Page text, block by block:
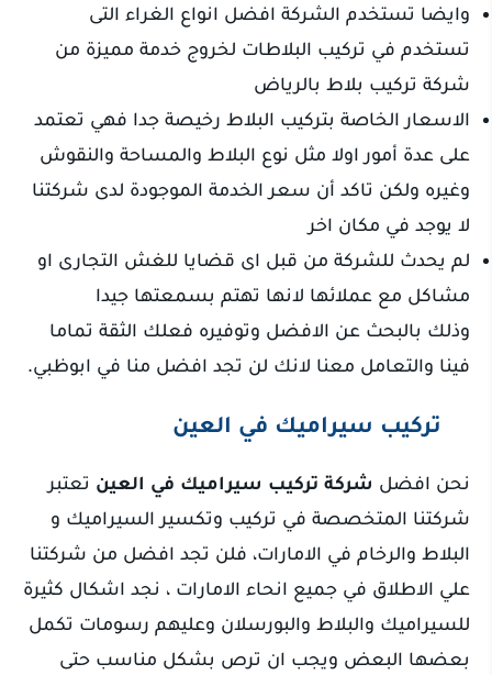
وايضا تستخدم الشركة افضل انواع الغراء التى
تستخدم في تركيب البلاطات لخروج خدمة مميزة من
شركة تركيب بلاط بالرياض
الاسعار الخاصة بتركيب البلاط رخيصة جدا فهي تعتمد
على عدة أمور اولا مثل نوع البلاط والمساحة والنقوش
وغيره ولكن تاكد أن سعر الخدمة الموجودة لدى شركتنا
لا يوجد في مكان اخر
لم يحدث للشركة من قبل اى قضايا للغش التجارى او
مشاكل مع عملائها لانها تهتم بسمعتها جيدا
وذلك بالبحث عن الافضل وتوفيره فعلك الثقة تماما
فينا والتعامل معنا لانك لن تجد افضل منا في ابوظبي.
تركيب سيراميك في العين
نحن افضل شركة تركيب سيراميك في العين تعتبر
شركتنا المتخصصة في تركيب وتكسير السيراميك و
البلاط والرخام في الامارات، فلن تجد افضل من شركتنا
علي الاطلاق في جميع انحاء الامارات ، نجد اشكال كثيرة
للسيراميك والبلاط والبورسلان وعليهم رسومات تكمل
بعضها البعض ويجب ان ترص بشكل مناسب حتى